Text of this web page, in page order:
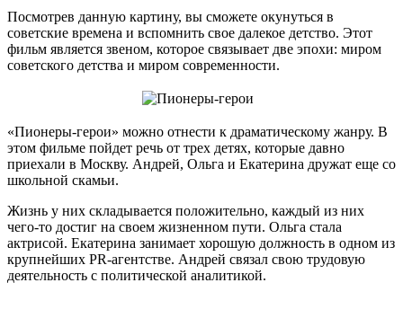
Посмотрев данную картину, вы сможете окунуться в
советские времена и вспомнить свое далекое детство. Этот
фильм является звеном, которое связывает две эпохи: миром
советского детства и миром современности.
«Пионеры-герои» можно отнести к драматическому жанру. В
этом фильме пойдет речь от трех детях, которые давно
приехали в Москву. Андрей, Ольга и Екатерина дружат еще со
школьной скамьи.
Жизнь у них складывается положительно, каждый из них
чего-то достиг на своем жизненном пути. Ольга стала
актрисой. Екатерина занимает хорошую должность в одном из
крупнейших PR-агентстве. Андрей связал свою трудовую
деятельность с политической аналитикой.